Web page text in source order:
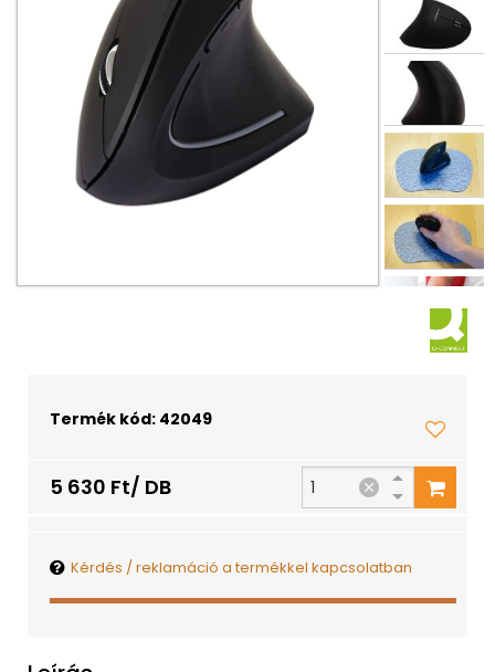
Termék kód: 42049
5 630 Ft/ DB
Kérdés / reklamáció a termékkel kapcsolatban